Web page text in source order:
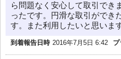
ら問題なく安心して取引でき
ったです。円滑な取引ができ
す。また利用したいと思います
到着報告日時 2016年7月5日 6:42 プ